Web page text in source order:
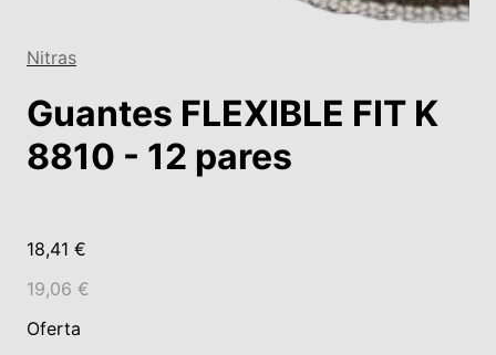
Nitras
Guantes FLEXIBLE FIT K
8810 - 12 pares
18,41 €
19,06 €
Oferta